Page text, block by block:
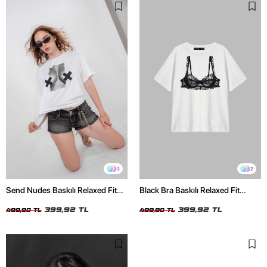
3
Send Nudes Baskılı Relaxed Fit
499,90 TL 399,92 TL
2
Black Bra Baskılı Relaxed Fit
499,90 TL 399,92 TL